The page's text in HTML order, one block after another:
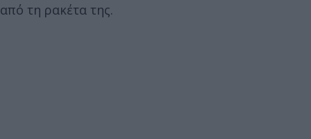
από τη ρακέτα της.